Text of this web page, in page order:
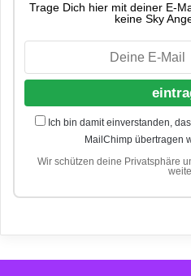
Trage Dich hier mit deiner E-
keine Sky
Ich bin damit einverstanden,
MailChimp übertragen
Wir schützen deine Privatsphäre